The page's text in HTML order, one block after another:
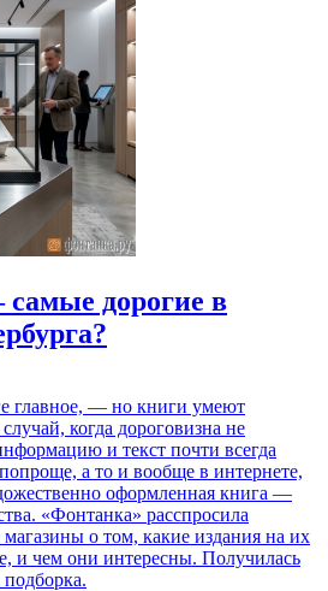
дорогие в
главное, — но книги умеют
когда дороговизна не
и текст почти всегда
а то и вообще в интернете,
оформленная книга —
«Фонтанка» расспросила
о том, какие издания на их
и чем они интересны. Получилась
подборка.